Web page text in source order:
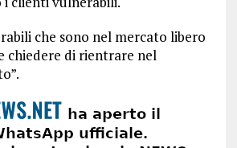
che sono nel mercato libero
chiedere di rientrare nel